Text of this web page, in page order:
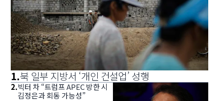
1.북 일부 지방서 ‘개인 건설업’ 성행
2.빅터 차 “트럼프 APEC 방한 시
김정은과 회동 가능성”